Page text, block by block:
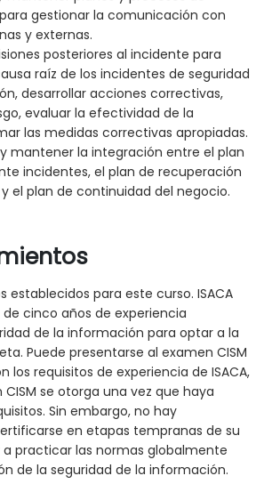
gestionar la comunicación con
y externas.
posteriores al incidente para
raíz de los incidentes de seguridad
desarrollar acciones correctivas,
evaluar la efectividad de la
las medidas correctivas apropiadas.
y mantener la integración entre el plan
incidentes, el plan de recuperación
el plan de continuidad del negocio.
establecidos para este curso. ISACA
cinco años de experiencia
de la información para optar a la
Puede presentarse al examen CISM
los requisitos de experiencia de ISACA,
se otorga una vez que haya
Sin embargo, no hay
en etapas tempranas de su
practicar las normas globalmente
de la seguridad de la información.